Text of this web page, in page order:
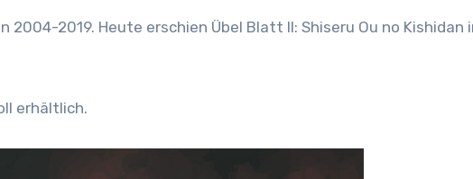
2004-2019. Heute erschien Übel Blatt II: Shiseru Ou no Kishidan
erhältlich.